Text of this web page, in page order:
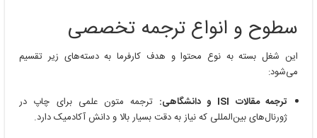
سطوح و انواع ترجمه تخصصی
این شغل بسته به نوع محتوا و هدف کارفرما به دسته‌های زیر تقسیم
می‌شود:
ترجمه مقالات ISI و دانشگاهی:
ترجمه متون علمی برای چاپ در
ژورنال‌های بین‌المللی که نیاز به دقت بسیار بالا و دانش آکادمیک دارد.